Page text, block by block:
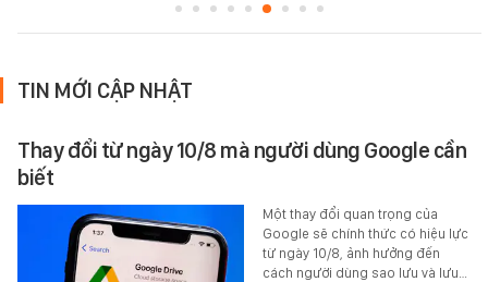
TIN MỚI CẬP NHẬT
Thay đổi từ ngày 10/8 mà người dùng Google cần
biết
Một thay đổi quan trọng của
Google sẽ chính thức có hiệu lực
từ ngày 10/8, ảnh hưởng đến
cách người dùng sao lưu và lưu…